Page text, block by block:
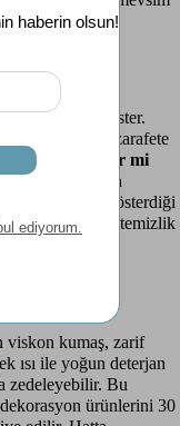
viskon, özen ister.
hem eşsiz zarafete
kumaş çeker mi
edilir. Viskon
eğilimi gösterdiği
bakım veya temizlik
kolaydır.
viskon kumaş, zarif
ısı ile yoğun deterjan
zedeleyebilir. Bu
ürünlerini 30